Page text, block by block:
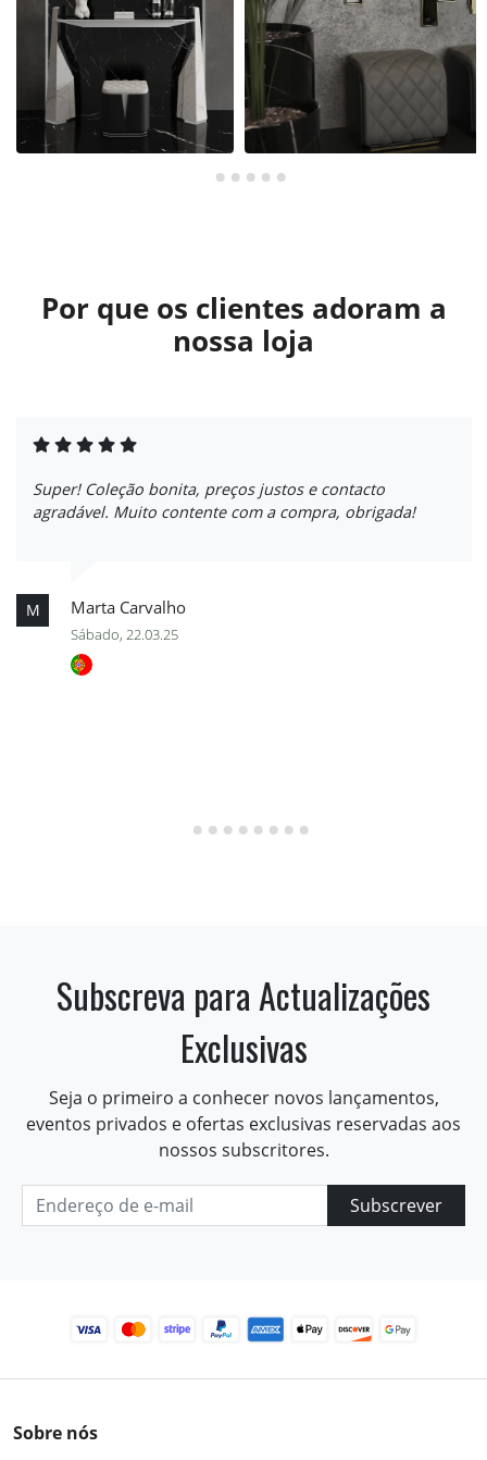
Por que os clientes adoram a
nossa loja
Super! Coleção bonita, preços justos e contacto
agradável. Muito contente com a compra, obrigada!
M Marta Carvalho
Sábado, 22.03.25
Subscreva para Actualizações
Exclusivas
Seja o primeiro a conhecer novos lançamentos,
eventos privados e ofertas exclusivas reservadas aos
nossos subscritores.
Subscrever
Sobre nós